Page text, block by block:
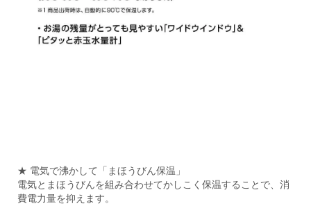
★ 電気で沸かして「まほうびん保温」
電気とまほうびんを組み合わせてかしこく保温することで、消
費電力量を抑えます。